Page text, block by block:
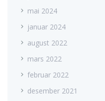
mai 2024
januar 2024
august 2022
mars 2022
februar 2022
desember 2021